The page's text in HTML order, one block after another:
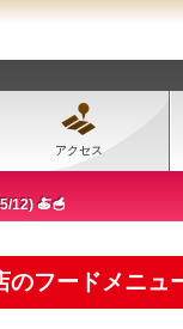
アクセス
12) 🍝🥣
のフードメニュ